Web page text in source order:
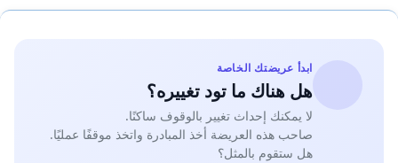
ابدأ عريضتك الخاصة
هل هناك ما تود تغييره؟
لا يمكنك إحداث تغيير بالوقوف ساكنًا.
صاحب هذه العريضة أخذ المبادرة واتخذ موقفًا عمليًا.
هل ستقوم بالمثل؟